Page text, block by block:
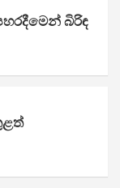
බිරිඳ